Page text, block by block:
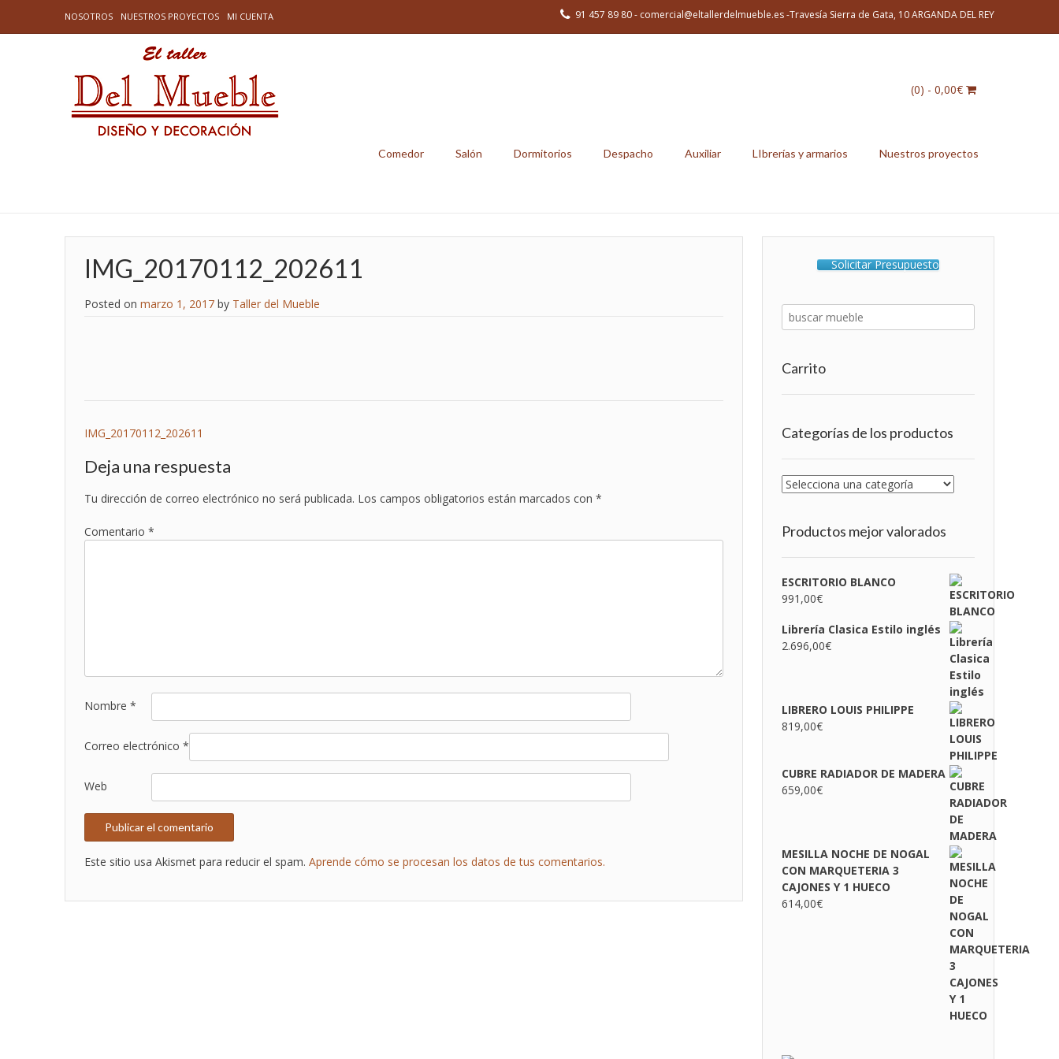
NOSOTROS NUESTROS PROYECTOS MI CUENTA 91 457 89 80 - comercial@eltallerdelmueble.es -Travesía Sierra de Gata, 10 ARGANDA DEL REY
(0) - 0,00€
Comedor Salón Dormitorios Despacho Auxiliar LIbrerías y armarios Nuestros proyectos
IMG_20170112_202611
Posted on marzo 1, 2017 by Taller del Mueble
Navegación
de
entradas
IMG_20170112_202611
Deja una respuesta
Tu dirección de correo electrónico no será publicada. Los campos obligatorios están marcados con *
Comentario *
Nombre *
Correo electrónico *
Web
Este sitio usa Akismet para reducir el spam. Aprende cómo se procesan los datos de tus comentarios.
Solicitar Presupuesto
Carrito
Categorías de los productos
Productos mejor valorados
ESCRITORIO BLANCO
991,00€
Librería Clasica Estilo inglés
2.696,00€
LIBRERO LOUIS PHILIPPE
819,00€
CUBRE RADIADOR DE MADERA
659,00€
MESILLA NOCHE DE NOGAL
CON MARQUETERIA 3
CAJONES Y 1 HUECO
614,00€